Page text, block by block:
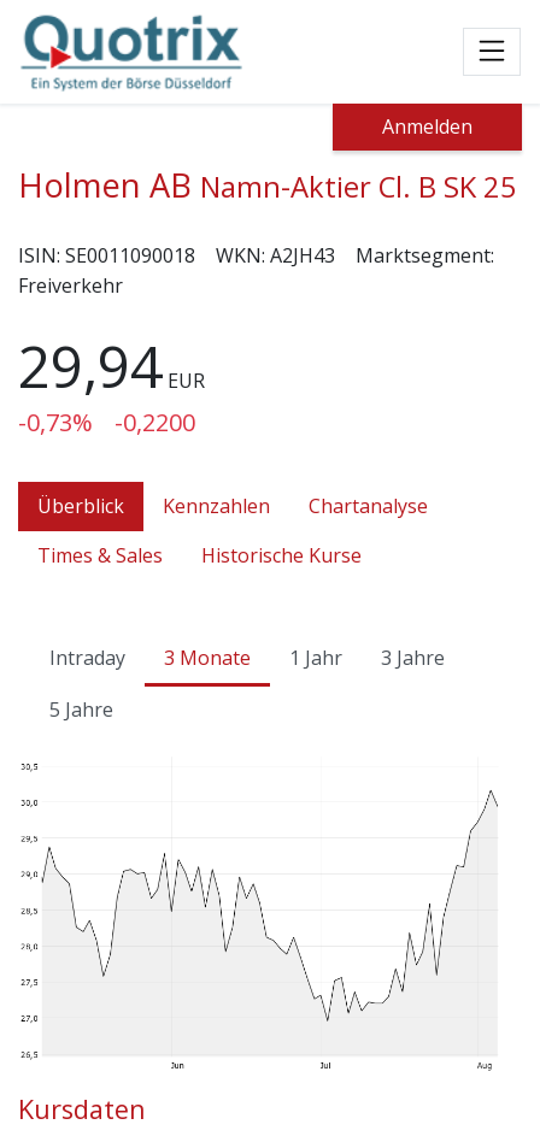
Anmelden
Holmen AB Namn-Aktier Cl. B SK 25
ISIN: SE0011090018 WKN: A2JH43
Marktsegment:
Freiverkehr
29,94 EUR
-0,73% -0,2200
Überblick Kennzahlen
Chartanalyse
Times & Sales
Historische Kurse
Intraday 3 Monate 1 Jahr
3 Jahre
5 Jahre
Kursdaten